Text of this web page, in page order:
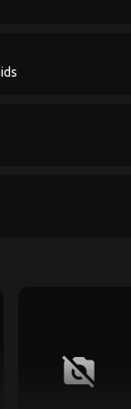
no_photography